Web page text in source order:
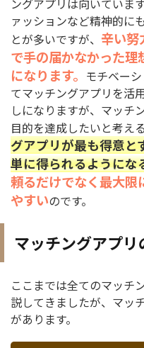
ングアプリは向いていま
ァッションなど精神的に
とが多いですが、 辛い努
で手の届かなかった理
になります。 モチベー
てマッチングアプリを活
しになりますが、マッチ
目的を達成したいと考え
グアプリが最も得意と
単に得られるようにな
頼るだけでなく最大限
やすいのです。
マッチングアプリ
ここまでは全てのマッチ
説してきましたが、マッ
があります。